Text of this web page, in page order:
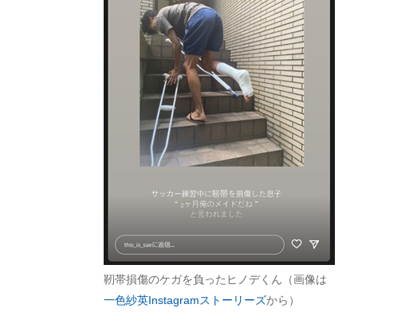
靭帯損傷のケガを負ったヒノデくん（画像は
一色紗英Instagramストーリーズから）